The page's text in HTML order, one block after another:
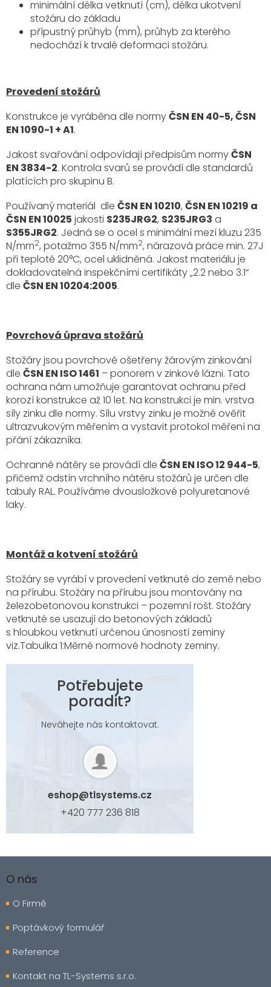
minimální délka vetknutí (cm), délka ukotvení
stožáru do základu
přípustný průhyb (mm), průhyb za kterého
nedochází k trvalé deformaci stožáru.
Provedení stožárů
Konstrukce je vyráběna dle normyČSN EN 40-5, ČSN
EN 1090-1 + A1.
Jakost svařování odpovídají předpisům normyČSN
EN 3834-2. Kontrola svarů se provádí dle standardů
platících pro skupinu B.
Používaný materiál dle ČSN EN 10210, ČSN EN 10219 a
ČSN EN 10025 jakosti S235JRG2, S235JRG3 a
S355JRG2. Jedná se o ocel s minimální mezí kluzu 235
N/mm2, potažmo 355 N/mm2, nárazová práce min. 27J
při teplotě 20°C, ocel uklidněná. Jakost materiálu je
dokladovatelná inspekčními certifikáty „2.2 nebo 3.1“
dle ČSN EN 10204:2005.
Povrchová úprava stožárů
Stožáry jsou povrchově ošetřeny žárovým zinkování
dle ČSN EN ISO 1461 – ponorem v zinkové lázni. Tato
ochrana nám umožňuje garantovat ochranu před
korozí konstrukce až 10 let. Na konstrukci je min. vrstva
síly zinku dle normy. Sílu vrstvy zinku je možné ověřit
ultrazvukovým měřením a vystavit protokol měření na
přání zákazníka.
Ochranné nátěry se provádí dle ČSN EN ISO 12 944-5,
přičemž odstín vrchního nátěru stožárů je určen dle
tabuly RAL. Používáme dvousložkové polyuretanové
laky.
Montáž a kotvení stožárů
Stožáry se vyrábí v provedení vetknuté do země nebo
na přírubu. Stožáry na přírubu jsou montovány na
železobetonovou konstrukci – pozemní rošt. Stožáry
vetknuté se usazují do betonových základů
s hloubkou vetknutí určenou únosností zeminy
viz.Tabulka 1:Měrné normové hodnoty zeminy.
Potřebujete
poradit?
Neváhejte nás kontaktovat.
eshop@tlsystems.cz
+420 777 236 818
á
a
O nás
O Firmě
Poptávkový formulář
Reference
Kontakt na TL-Systems s.r.o.